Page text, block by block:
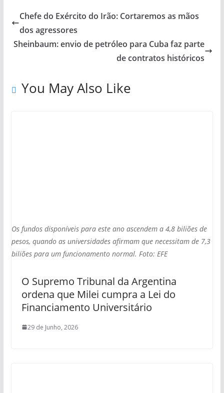
Chefe do Exército do Irão: Cortaremos as mãos
dos agressores
Sheinbaum: envio de petróleo para Cuba faz parte
de contratos históricos
You May Also Like
Os fundos disponíveis para este ano ascendem a 4,8 biliões de
pesos, quando as universidades afirmam que necessitam de 7,3
biliões para um funcionamento normal. Foto: EFE
O Supremo Tribunal da Argentina
ordena que Milei cumpra a Lei do
Financiamento Universitário
29 de Junho, 2026